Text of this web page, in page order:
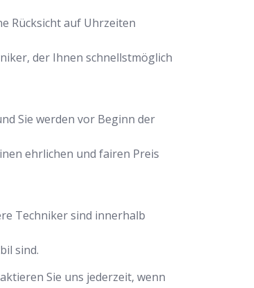
Rücksicht auf Uhrzeiten
der Ihnen schnellstmöglich
Sie werden vor Beginn der
ehrlichen und fairen Preis
Techniker sind innerhalb
sind.
Sie uns jederzeit, wenn